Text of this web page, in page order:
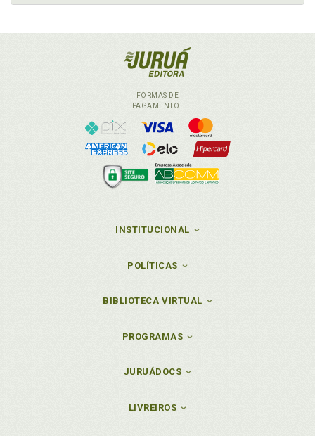
FORMAS DE
PAGAMENTO
INSTITUCIONAL
POLÍTICAS
BIBLIOTECA VIRTUAL
PROGRAMAS
JURUÁDOCS
LIVREIROS